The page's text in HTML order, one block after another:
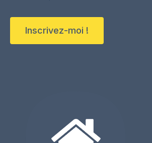
Inscrivez-moi !